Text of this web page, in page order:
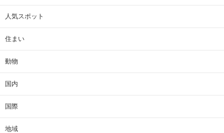
人気スポット
住まい
動物
国内
国際
地域